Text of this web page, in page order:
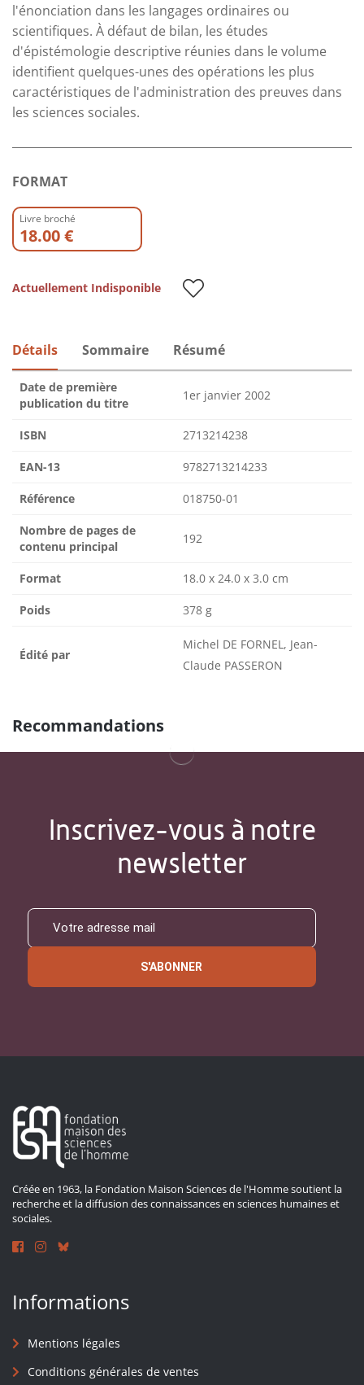
l'énonciation dans les langages ordinaires ou
scientifiques. À défaut de bilan, les études
d'épistémologie descriptive réunies dans le volume
identifient quelques-unes des opérations les plus
caractéristiques de l'administration des preuves dans
les sciences sociales.
FORMAT
Livre broché
18.00 €
Actuellement Indisponible
Détails Sommaire Résumé
Date de première
publication du titre
1er janvier 2002
ISBN 2713214238
EAN-13 9782713214233
Référence 018750-01
Nombre de pages de
contenu principal
192
Format 18.0 x 24.0 x 3.0 cm
Poids 378 g
Édité par
Michel DE FORNEL, Jean-
Claude PASSERON
Recommandations
Inscrivez-vous à notre
newsletter
S'ABONNER
Créée en 1963, la Fondation Maison Sciences de l'Homme soutient la
recherche et la diffusion des connaissances en sciences humaines et
sociales.
Informations
Mentions légales
Conditions générales de ventes